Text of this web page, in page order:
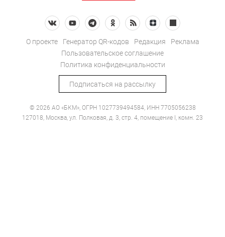
О проекте Генератор QR-кодов Редакция
Реклама
Пользовательское соглашение
Политика конфиденциальности
Подписаться на рассылку
© 2026 АО «БКМ», ОГРН 1027739494584, ИНН 7705056238
127018, Москва, ул. Полковая, д. 3, стр. 4, помещение I, комн. 23